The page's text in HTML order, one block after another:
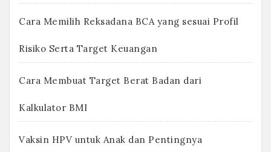
Cara Memilih Reksadana BCA yang sesuai Profil
Risiko Serta Target Keuangan
Cara Membuat Target Berat Badan dari
Kalkulator BMI
Vaksin HPV untuk Anak dan Pentingnya